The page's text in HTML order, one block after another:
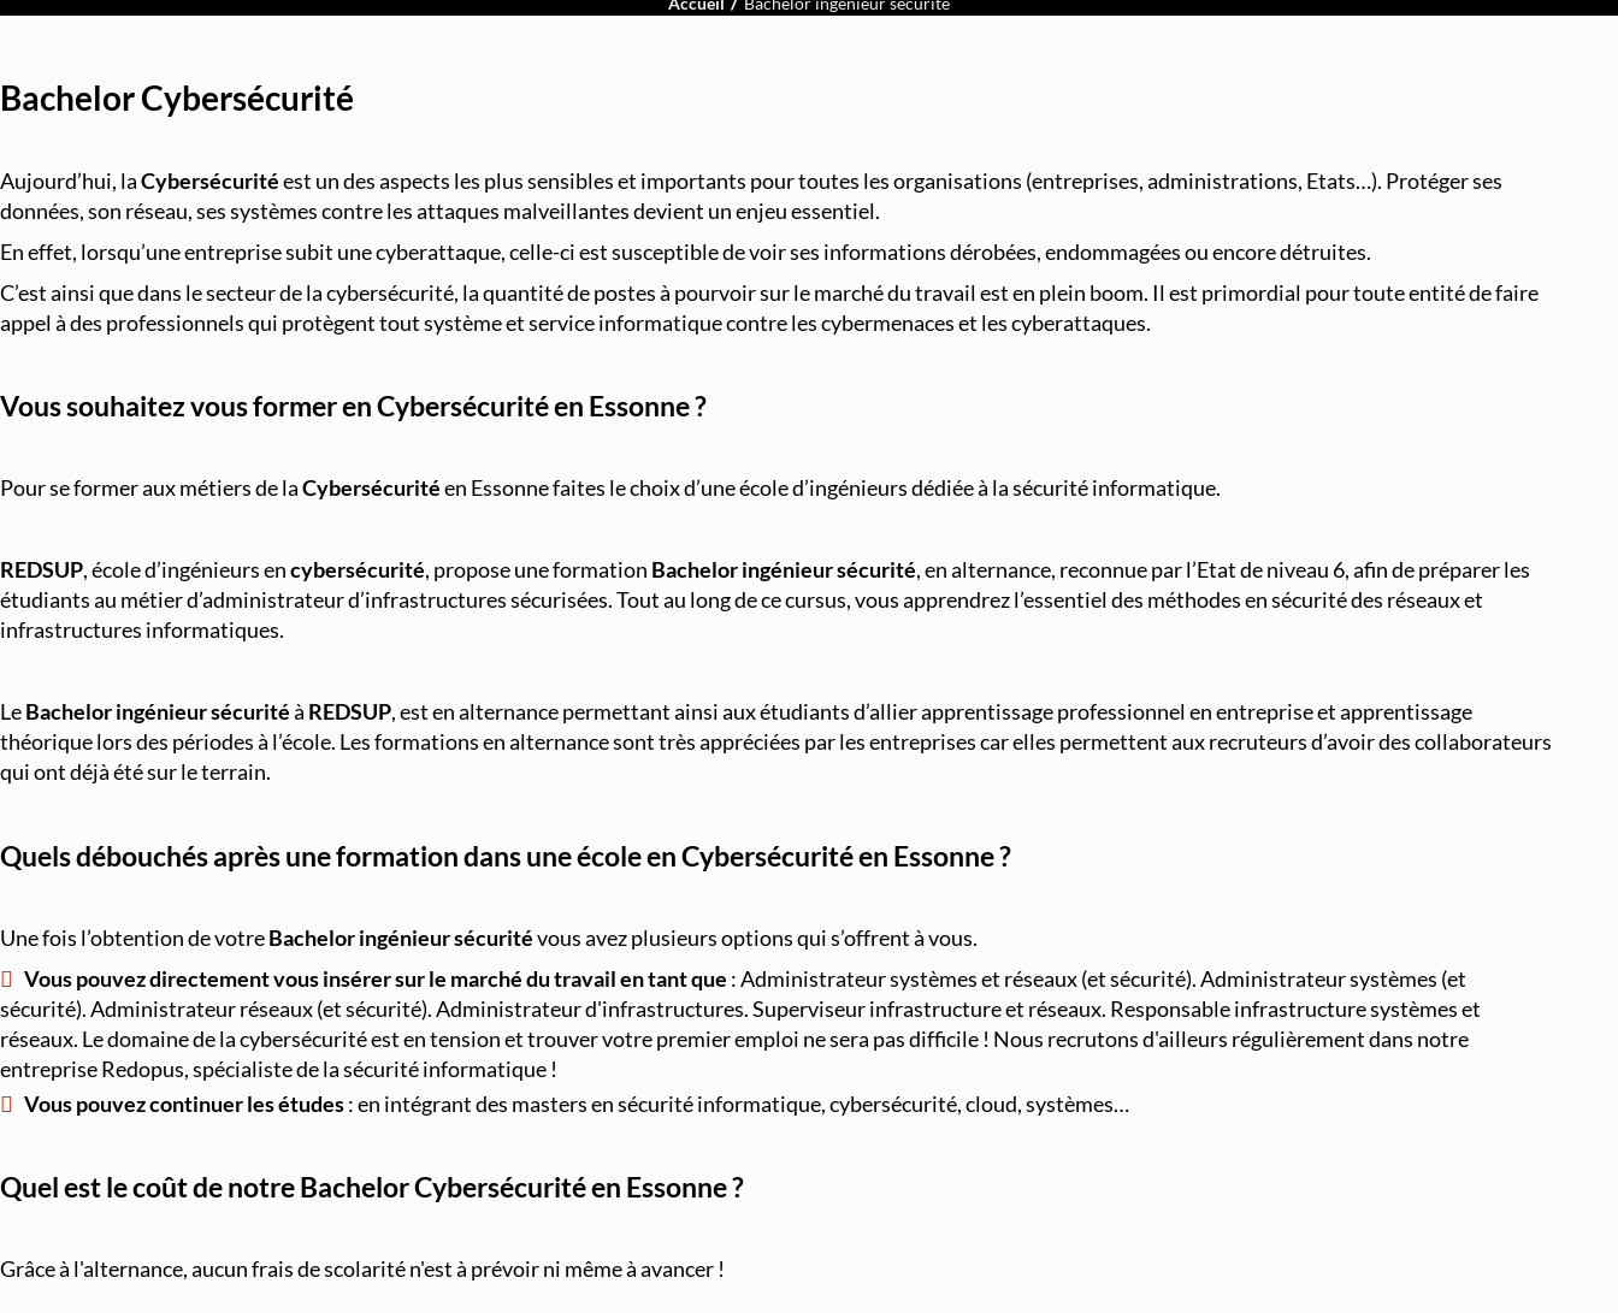
Bachelor Cybersécurité
Aujourd’hui, laCybersécuritéest un des aspects les plus sensibles et importants pour toutes les organisations (entreprises, administrations, Etats…). Protéger ses
données, son réseau, ses systèmes contre les attaques malveillantes devient un enjeu essentiel.
En effet, lorsqu’une entreprise subit une cyberattaque, celle-ci est susceptible de voir ses informations dérobées, endommagées ou encore détruites.
C’est ainsi que dans le secteur de la cybersécurité, la quantité de postes à pourvoir sur le marché du travail est en plein boom. Il est primordial pour toute entité de faire
appel à des professionnels qui protègent tout système et service informatique contre les cybermenaces et les cyberattaques.
Vous souhaitez vous former enCybersécurité en Essonne ?
Pour se former aux métiers de laCybersécuritéen Essonne faites le choix d’une école d’ingénieurs dédiée à la sécurité informatique.
REDSUP, école d’ingénieurs encybersécurité, propose une formation Bachelor ingénieur sécurité, en alternance, reconnue par l’Etat de niveau 6, afin de préparer les
étudiants au métier d’administrateur d’infrastructures sécurisées. Tout au long de ce cursus, vous apprendrez l’essentiel des méthodes en sécurité des réseaux et
infrastructures informatiques.
LeBachelor ingénieur sécuritéà REDSUP, est en alternance permettant ainsi aux étudiants d’allier apprentissage professionnel en entreprise et apprentissage
théorique lors des périodes à l’école. Les formations en alternance sont très appréciées par les entreprises car elles permettent aux recruteurs d’avoir des collaborateurs
qui ont déjà été sur le terrain.
Quels débouchés après une formation dans une école en Cybersécurité en Essonne ?
Une fois l’obtention de votreBachelor ingénieur sécuritévous avez plusieurs options qui s’offrent à vous.
Vous pouvez directement vous insérer sur le marché du travail en tant que : Administrateur systèmes et réseaux (et sécurité). Administrateur systèmes (et
sécurité). Administrateur réseaux (et sécurité). Administrateur d'infrastructures. Superviseur infrastructure et réseaux. Responsable infrastructure systèmes et
réseaux. Le domaine de la cybersécurité est en tension et trouver votre premier emploi ne sera pas difficile ! Nous recrutons d'ailleurs régulièrement dans notre
entreprise Redopus, spécialiste de la sécurité informatique !
Vous pouvez continuer les études: en intégrant des masters en sécurité informatique, cybersécurité, cloud, systèmes…
Quel est le coût de notre Bachelor Cybersécurité en Essonne ?
Grâce à l'alternance, aucun frais de scolarité n'est à prévoir ni même à avancer !